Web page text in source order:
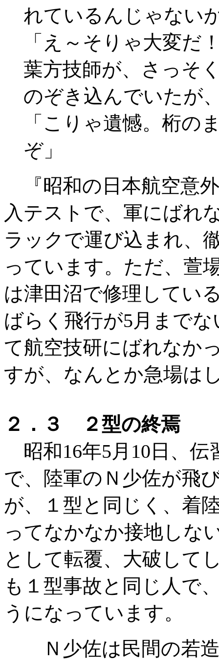
れているんじゃない
「え～そりゃ大変だ
葉方技師が、さっそ
のぞき込んでいたが
「こりゃ遺憾。桁の
ぞ」
『昭和の日本航空意
入テストで、軍にばれ
ラックで運び込まれ、
っています。ただ、萱
は津田沼で修理してい
ばらく飛行が5月まで
て航空技研にばれなか
すが、なんとか急場は
２．３ ２型の終焉
昭和16年5月10日、伝
で、陸軍のＮ少佐が飛
が、１型と同じく、着
ってなかなか接地しな
として転覆、大破して
も１型事故と同じ人で
うになっています。
Ｎ少佐は民間の若